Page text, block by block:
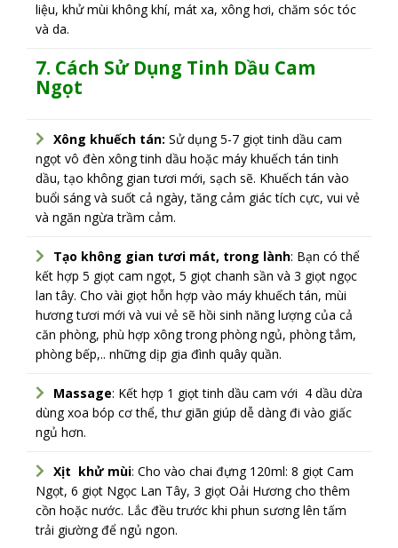
liệu, khử mùi không khí, mát xa, xông hơi, chăm sóc tóc
và da.
7. Cách Sử Dụng Tinh Dầu Cam
Ngọt
Xông khuếch tán: Sử dụng 5-7 giọt tinh dầu cam
ngọt vô đèn xông tinh dầu hoặc máy khuếch tán tinh
dầu, tạo không gian tươi mới, sạch sẽ. Khuếch tán vào
buổi sáng và suốt cả ngày, tăng cảm giác tích cực, vui vẻ
và ngăn ngừa trầm cảm.
Tạo không gian tươi mát, trong lành: Bạn có thể
kết hợp 5 giọt cam ngọt, 5 giọt chanh sần và 3 giọt ngọc
lan tây. Cho vài giọt hỗn hợp vào máy khuếch tán, mùi
hương tươi mới và vui vẻ sẽ hồi sinh năng lượng của cả
căn phòng, phù hợp xông trong phòng ngủ, phòng tắm,
phòng bếp,.. những dịp gia đình quây quần.
Massage: Kết hợp 1 giọt tinh dầu cam với 4 dầu dừa
dùng xoa bóp cơ thể, thư giãn giúp dễ dàng đi vào giấc
ngủ hơn.
Xịt khử mùi: Cho vào chai đựng 120ml: 8 giọt Cam
Ngọt, 6 giọt Ngọc Lan Tây, 3 giọt Oải Hương cho thêm
cồn hoặc nước. Lắc đều trước khi phun sương lên tấm
trải giường để ngủ ngon.